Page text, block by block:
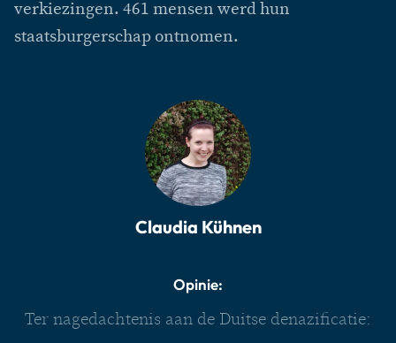
verkiezingen. 461 mensen werd hun
staatsburgerschap ontnomen.
Claudia Kühnen
Opinie:
Ter nagedachtenis aan de Duitse denazificatie: